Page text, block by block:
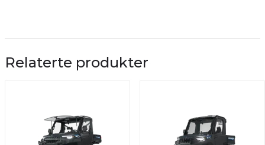
Relaterte produkter